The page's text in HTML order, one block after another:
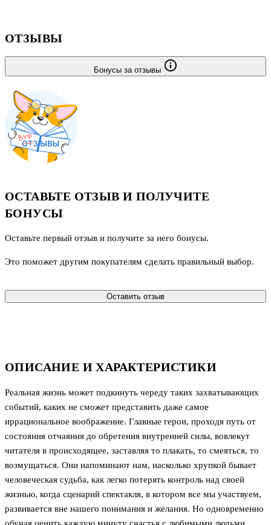
ОПИСАНИЕ И ХАРАКТЕРИСТИКИ
Реальная жизнь может подкинуть череду таких захватывающих
событий, каких не сможет представить даже самое
иррациональное воображение. Главные герои, проходя путь от
состояния отчаяния до обретения внутренней силы, вовлекут
читателя в происходящее, заставляя то плакать, то смеяться, то
возмущаться. Они напоминают нам, насколько хрупкой бывает
человеческая судьба, как легко потерять контроль над своей
жизнью, когда сценарий спектакля, в котором все мы участвуем,
развивается вне нашего понимания и желания. Но одновременно
ОТЗЫВЫ
Бонусы за отзывы
ОСТАВЬТЕ ОТЗЫВ И ПОЛУЧИТЕ
БОНУСЫ
Оставьте первый отзыв и получите за него бонусы.
Это поможет другим покупателям сделать правильный выбор.
Оставить отзыв